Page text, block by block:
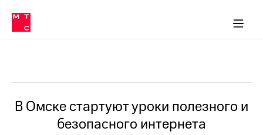
Медиа-центр
и акционерам
Устойчивое развитие
Комплаенс и деловая этика
компании
Карьера
История
компании
в МТС
Пресс-
релизы
В Омске стартуют уроки полезного и
безопасного интернета